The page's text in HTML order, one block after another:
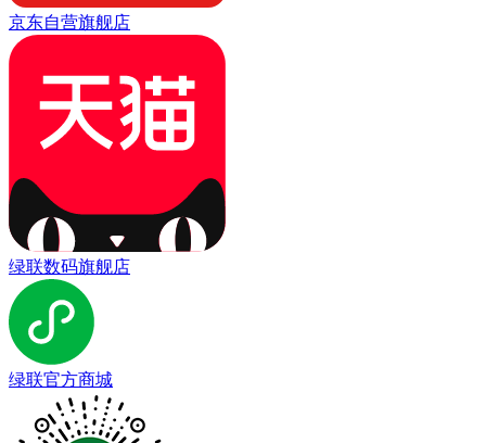
京东自营旗舰店
绿联数码旗舰店
绿联官方商城